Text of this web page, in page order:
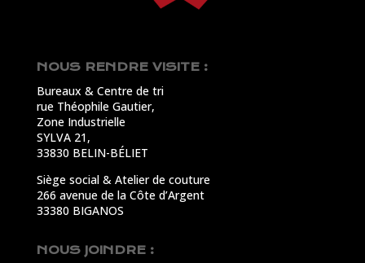
NOUS RENDRE VISITE :
Bureaux & Centre de tri
rue Théophile Gautier,
Zone Industrielle
SYLVA 21,
33830 BELIN-BÉLIET
Siège social & Atelier de couture
266 avenue de la Côte d’Argent
33380 BIGANOS
NOUS JOINDRE :